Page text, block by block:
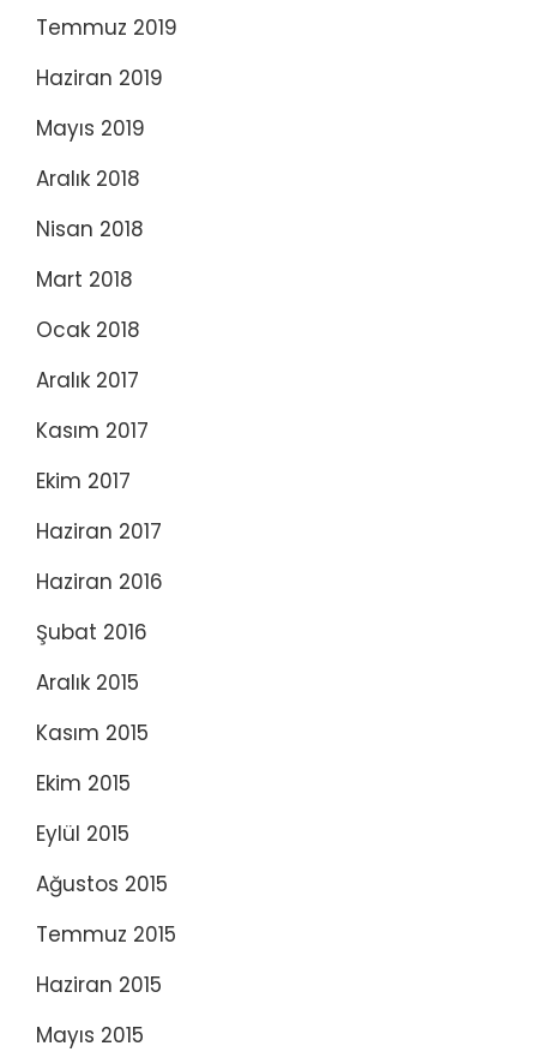
Temmuz 2019
Haziran 2019
Mayıs 2019
Aralık 2018
Nisan 2018
Mart 2018
Ocak 2018
Aralık 2017
Kasım 2017
Ekim 2017
Haziran 2017
Haziran 2016
Şubat 2016
Aralık 2015
Kasım 2015
Ekim 2015
Eylül 2015
Ağustos 2015
Temmuz 2015
Haziran 2015
Mayıs 2015